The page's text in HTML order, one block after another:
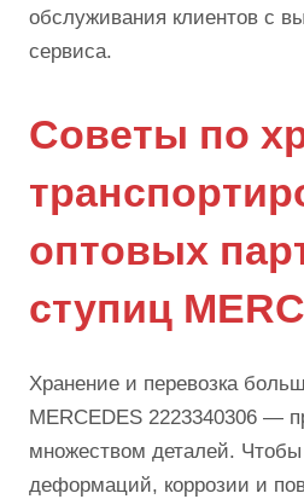
обслуживания клиентов с
сервиса.
Советы по
оптовых
ступиц
Хранение и перевозка
MERCEDES 2223340306 —
множеством деталей.
деформаций, коррозии и